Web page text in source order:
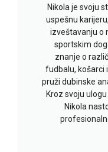
Nikola je svoju
uspešnu
izveštavanju o
sportskim
znanje o
fudbalu, košarci
pruži dubinske
Kroz svoju
Nikola